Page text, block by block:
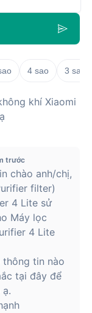
4 sao 3 sao
khí Xiaomi
trước
chào anh/chị,
filter)
4 Lite sử
Máy lọc
4 Lite
thông tin nào
tại đây để